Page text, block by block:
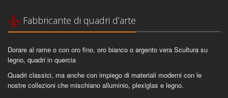
Fabbricante di quadri d’arte
Dorare al rame o con oro fino, oro bianco o argento vera Scultura su
legno, quadri in quercia
Quadri classici, ma anche con impiego di materiali moderni con le
nostre collezioni che mischiano alluminio, plexiglas e legno.